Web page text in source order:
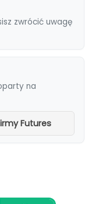
zwrócić uwagę
na
Futures